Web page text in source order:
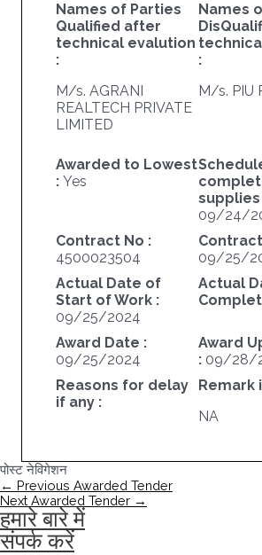
Names of Parties
Qualified after
technical evalution
:
M/s. AGRANI
REALTECH PRIVATE
LIMITED
Names
:
M/s. PIU
Awarded to Lowest
: Yes
supplies
09/24/
Contract No :
4500023504
09/25/
Actual Date of
Start of Work :
09/25/2024
Actual
Award Date :
09/25/2024
Award
: 09/28/
Reasons for delay
if any :
Remark
NA
पोस्ट नेविगेशन
← Previous Awarded Tender
Next Awarded Tender →
हमारे बारे में
संपर्क करें